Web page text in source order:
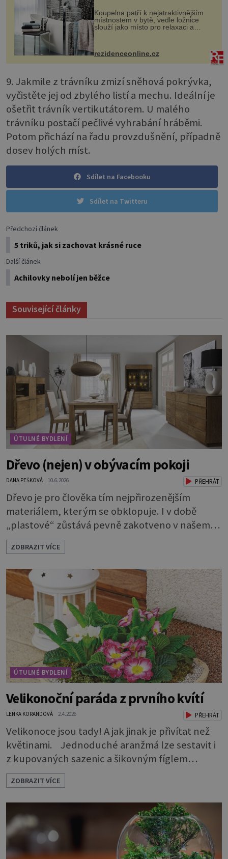
Koupelna patří k nejatraktivnějším
místnostem v bytě, vedle ložnice
slouží jako místo pro relaxaci a
odpočinek. Koupelnový textil –
ručníky, osušky a koberečky –
mohou jako mávnutím kouzelného
proutku...
rezidenceonline.cz
9. Jakmile z trávníku zmizí sněhová pokrývka,
vyčistěte jej od zbylého listí a mechu. Ideální je
ošetřit trávník vertikutátorem. U malého
trávníku postačí pečlivé vyhrabání hráběmi.
Potom přichází na řadu provzdušnění, případně
dosev holých míst.
Sdílet na Facebooku
Sdílet na Twitteru
Předchozí článek
5 triků, jak si zachovat krásné ruce
Další článek
Achilovky nebolí jen běžce
Související články
ÚTULNÉ BYDLENÍ
Dřevo (nejen) v obývacím pokoji
DANA PEŠKOVÁ 10.6.2026 PŘEHRÁT
Dřevo je pro člověka tím nejpřirozenějším
materiálem, kterým se obklopuje. I v době
„plastové“ zůstává pevně zakotveno v našem
životě. Se dřevem jsme tak srostlí, že je nám
příjemné na dotyk, voní nám a podporuje
kladné vlivy našeho prostředí. Máte chuť
pořídit si 100% masiv a nevíte, jestli se bude do
vašeho interiéru hodit?Dřevěný nábytek sluší
každému pokoji. Jak ho správně použít? Které
ZOBRAZIT VÍCE
ÚTULNÉ BYDLENÍ
Velikonoční paráda z prvního kvítí
LENKA KORANDOVÁ 2.4.2026 PŘEHRÁT
Velikonoce jsou tady! A jak jinak je přivítat než
květinami. Jednoduché aranžmá lze sestavit i
z kupovaných sazenic a šikovným fíglem
docílíte toho, aby výsledek působil jako dílo
profesionála. Rostliny vyndejte z pěstebních
květináčků a zasaďte je. Povrch zeminy pod listy
pokryjte mechem. Podél okraje pak pomocí
lžíce nasypejte dekorativní štěrk.Díky úpravě
povrchu je z obyčejn
ZOBRAZIT VÍCE